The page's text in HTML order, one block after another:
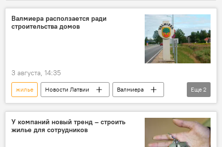
Валмиера расползается ради
строительства домов
3 августа, 14:35
жилье Новости Латвии
Валмиера
Янис Байкс
недвижимость
Еще 2
У компаний новый тренд – строить
жилье для сотрудников